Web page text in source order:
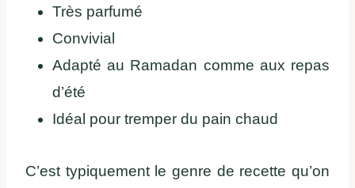
Très parfumé
Convivial
Adapté au Ramadan comme aux repas
d’été
Idéal pour tremper du pain chaud
C’est typiquement le genre de recette qu’on